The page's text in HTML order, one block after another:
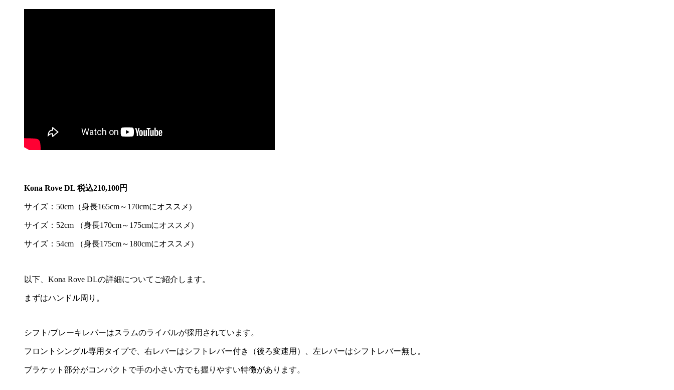
Kona Rove DL 税込210,100円
サイズ：50cm（身長165cm～170cmにオススメ)
サイズ：52cm （身長170cm～175cmにオススメ)
サイズ：54cm （身長175cm～180cmにオススメ)
以下、Kona Rove DLの詳細についてご紹介します。
まずはハンドル周り。
シフト/ブレーキレバーはスラムのライバルが採用されています。
フロントシングル専用タイプで、右レバーはシフトレバー付き（後ろ変速用）、左レバーはシフトレバー無し。
ブラケット部分がコンパクトで手の小さい方でも握りやすい特徴があります。